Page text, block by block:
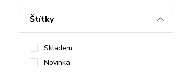
Štítky
Skladem
Novinka